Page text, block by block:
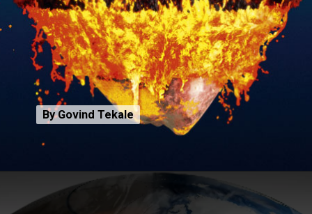
By Govind Tekale
By Govind Tekale